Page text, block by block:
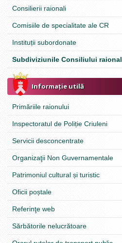
Consilierii raionali
Comisiile de specialitate ale CR
Instituții subordonate
Subdiviziunile Consiliului raional
Informație utilă
Primăriile raionului
Inspectoratul de Poliție Criuleni
Servicii desconcentrate
Organizaţii Non Guvernamentale
Patrimoniul cultural și turistic
Oficii poștale
Referinţe web
Sărbătorile nelucrătoare